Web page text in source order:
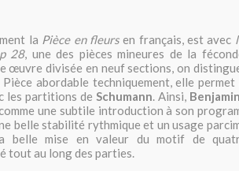
la Pièce en fleursen français, est avec
28, une des pièces mineures de la
œuvre divisée en neuf sections, on
abordable techniquement, elle
les partitions de Schumann. Ainsi,
une subtile introduction à son
belle stabilité rythmique et un usage
belle mise en valeur du motif de
tout au long des parties.